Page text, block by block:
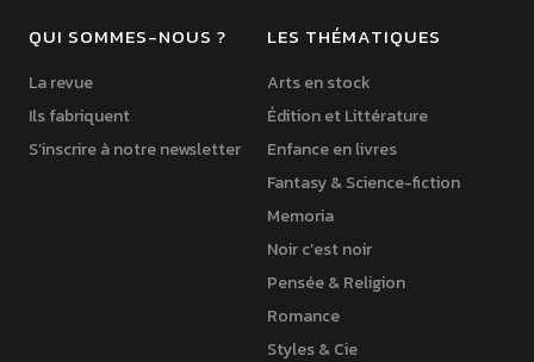
QUI SOMMES-NOUS ?
La revue
Ils fabriquent
S’inscrire à notre newsletter
LES THÉMATIQUES
Arts en stock
Édition et Littérature
Enfance en livres
Fantasy & Science-fiction
Memoria
Noir c’est noir
Pensée & Religion
Romance
Styles & Cie